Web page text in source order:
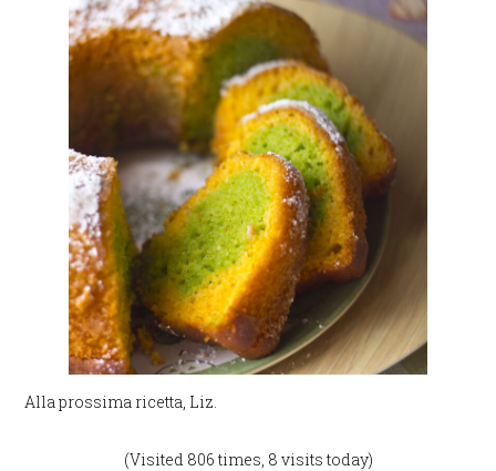
Alla prossima ricetta, Liz.
(Visited 806 times, 8 visits today)